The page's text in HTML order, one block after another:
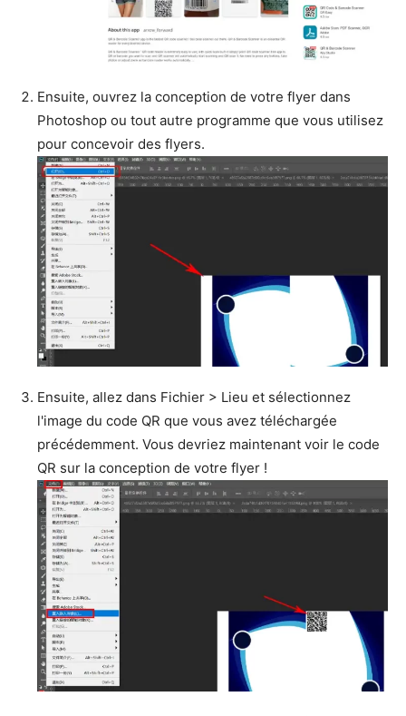
Ensuite, ouvrez la conception de votre flyer dans
Photoshop ou tout autre programme que vous utilisez
pour concevoir des flyers.
Ensuite, allez dans Fichier > Lieu et sélectionnez
l'image du code QR que vous avez téléchargée
précédemment. Vous devriez maintenant voir le code
QR sur la conception de votre flyer !